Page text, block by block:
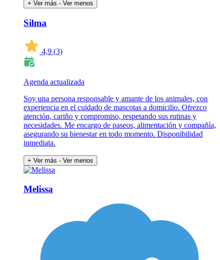
+ Ver más - Ver menos
Silma
4,9 (3)
Agenda actualizada
Soy una persona responsable y amante de los animales, con
experiencia en el cuidado de mascotas a domicilio. Ofrezco
atención, cariño y compromiso, respetando sus rutinas y
necesidades. Me encargo de paseos, alimentación y compañía,
asegurando su bienestar en todo momento. Disponibilidad
inmediata.
+ Ver más - Ver menos
Melissa